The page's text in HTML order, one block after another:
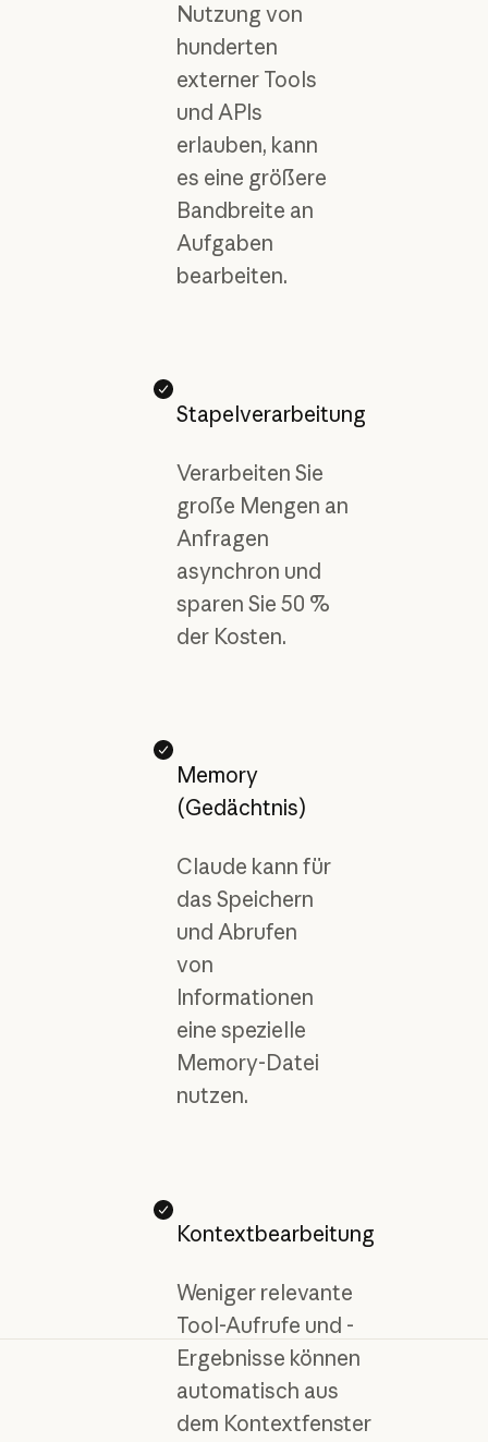
Nutzung von
hunderten
externer Tools
und APIs
erlauben, kann
es eine größere
Bandbreite an
Aufgaben
bearbeiten.
Stapelverarbeitung
Verarbeiten Sie
große Mengen an
Anfragen
asynchron und
sparen Sie 50 %
der Kosten.
Memory
(Gedächtnis)
Claude kann für
das Speichern
und Abrufen
von
Informationen
eine spezielle
Memory-Datei
nutzen.
Kontextbearbeitung
Weniger relevante
Tool-Aufrufe und -
Ergebnisse können
automatisch aus
dem Kontextfenster